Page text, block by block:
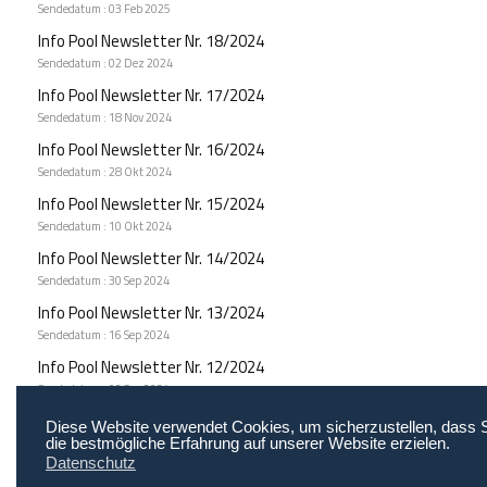
Diese Website verwendet Cookies, um sicherzustellen, dass
die bestmögliche Erfahrung auf unserer Website erzielen.
Datenschutz
Sendedatum : 03 Feb 2025
Info Pool Newsletter Nr. 18/2024
Sendedatum : 02 Dez 2024
Info Pool Newsletter Nr. 17/2024
Sendedatum : 18 Nov 2024
Info Pool Newsletter Nr. 16/2024
Sendedatum : 28 Okt 2024
Info Pool Newsletter Nr. 15/2024
Sendedatum : 10 Okt 2024
Info Pool Newsletter Nr. 14/2024
Sendedatum : 30 Sep 2024
Info Pool Newsletter Nr. 13/2024
Sendedatum : 16 Sep 2024
Info Pool Newsletter Nr. 12/2024
Sendedatum : 02 Sep 2024
1 2